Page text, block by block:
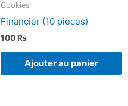
Cookies
Financier (10 pieces)
100₨
Ajouter au panier